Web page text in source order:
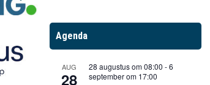
Agenda
AUG
28
28 augustus om 08:00 -6
september om 17:00